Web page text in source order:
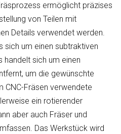
ermöglicht präzises
von Teilen mit
Details verwendet werden.
sich um einen subtraktiven
handelt sich um einen
um die gewünschte
CNC-Fräsen verwendete
ein rotierender
aber auch Fräser und
Das Werkstück wird